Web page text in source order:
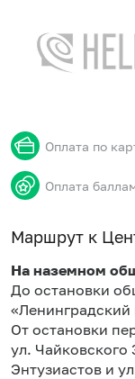
Оплата по
Оплата
Маршрут к
На наземном
До остановки
«Ленинградский
От остановки
ул. Чайковского
Энтузиастов и